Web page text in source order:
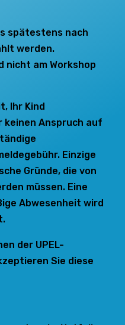
spätestens nach
werden.
nicht am Workshop
Ihr Kind
keinen Anspruch auf
Einzige
Gründe, die von
müssen. Eine
Abwesenheit wird
der UPEL-
Sie diese